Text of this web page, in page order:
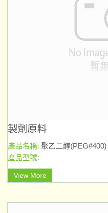
製劑原料
產品名稱: 聚乙二醇(PEG#400)
產品型號:
View More